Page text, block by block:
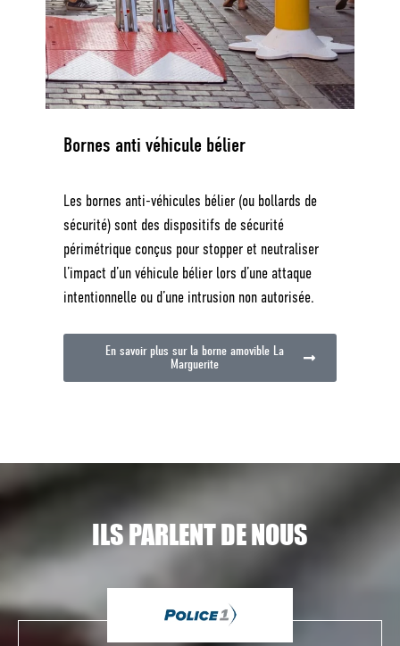
Bornes anti véhicule bélier
Les bornes anti-véhicules bélier (ou bollards de
sécurité) sont des dispositifs de sécurité
périmétrique conçus pour stopper et neutraliser
l’impact d’un véhicule bélier lors d’une attaque
intentionnelle ou d’une intrusion non autorisée.
En savoir plus sur la borne amovible La
Marguerite
ILS PARLENT DE NOUS